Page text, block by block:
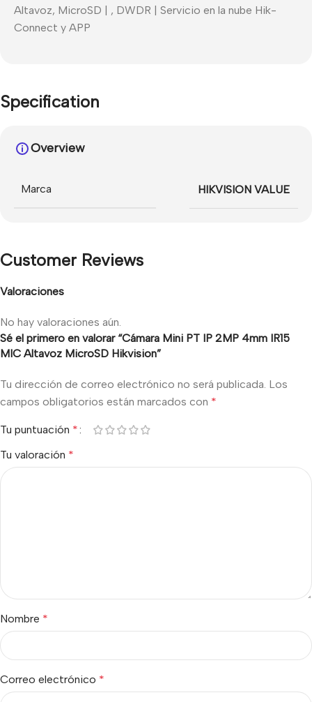
Altavoz, MicroSD | , DWDR | Servicio en la nube Hik-
Connect y APP
Specification
Overview
Marca HIKVISION VALUE
Customer Reviews
Valoraciones
No hay valoraciones aún.
Sé el primero en valorar “Cámara Mini PT IP 2MP 4mm IR15
MIC Altavoz MicroSD Hikvision”
Tu dirección de correo electrónico no será publicada. Los
campos obligatorios están marcados con *
Tu puntuación *
Tu valoración *
Nombre *
Correo electrónico *